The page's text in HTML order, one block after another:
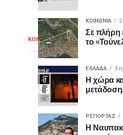
ΚΟΙΝΩΝΙΑ
8
ώρες
ago
Θερμό
για
τον
Με
μεγάλη
επιτυχία
πραγματοποιήθηκε
την
Τετάρτη,
Αυγούστου
Μπότσαρη
διακεκριμένος
κιθαριστής
Δημήτρης
Σουκαράς
Ναύπακτο
2026 ΚΟΙΝΩΝΙΑ
Σε πλήρη
το
ΕΛΛΑΔΑ 3
Η χώρα
ΡΕΠΟΡΤΑΖ
Η